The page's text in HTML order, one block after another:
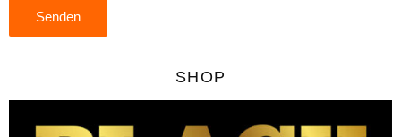
Senden
SHOP